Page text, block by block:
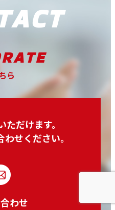
ら
だけます。
せください。
わせ